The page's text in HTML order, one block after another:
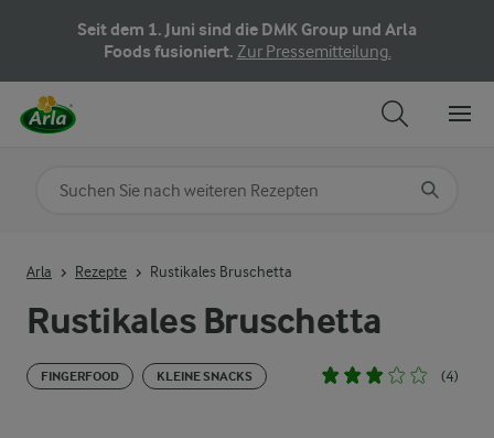
Seit dem 1. Juni sind die DMK Group und Arla
Foods fusioniert. Zur Pressemitteilung.
Rustikales Bruschetta
FINGERFOOD KLEINE SNACKS (4)
Arla Rezepte Rustikales Bruschetta
Nach Kategorie suchen